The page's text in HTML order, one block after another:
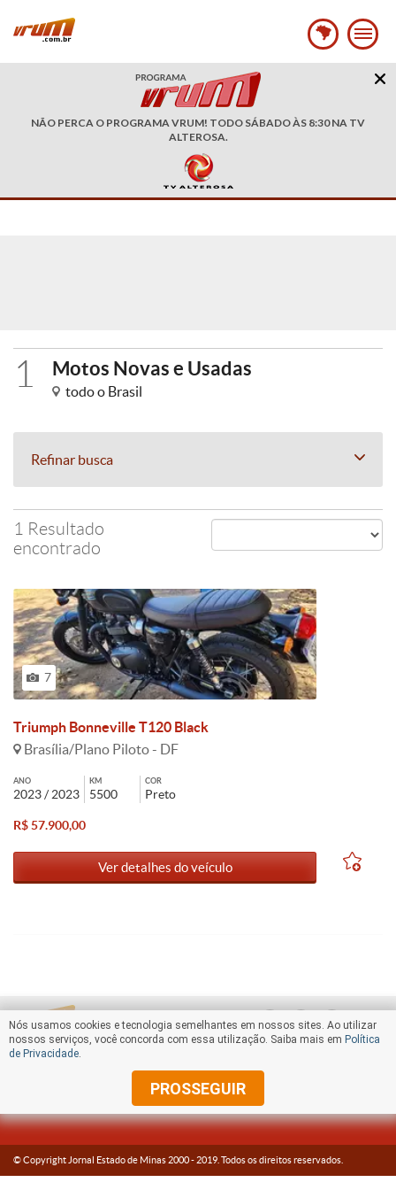
NÃO PERCA O PROGRAMA VRUM! TODO SÁBADO ÀS 8:30 NA TV
ALTEROSA.
1 Motos Novas e Usadas
todo o Brasil
Refinar busca
1 Resultado
encontrado
7
Triumph Bonneville T120 Black
Brasília/Plano Piloto - DF
ANO
2023 / 2023
KM
5500
COR
Preto
R$ 57.900,00
Ver detalhes do veículo
© Copyright Jornal Estado de Minas 2000 -2019 . Todos os direitos reservados.
Nós usamos cookies e tecnologia semelhantes em nossos sites. Ao utilizar
nossos serviços, você concorda com essa utilização. Saiba mais em Política
de Privacidade.
PROSSEGUIR